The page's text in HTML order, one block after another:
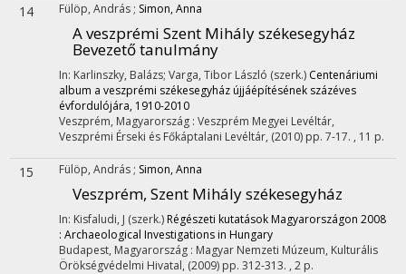
14 Fülöp, András ; Simon, Anna
A veszprémi Szent Mihály székesegyház
Bevezető tanulmány
In: Karlinszky, Balázs; Varga, Tibor László (szerk.) Centenáriumi
album a veszprémi székesegyház újjáépítésének százéves
évfordulójára, 1910-2010
Veszprém, Magyarország : Veszprém Megyei Levéltár,
Veszprémi Érseki és Főkáptalani Levéltár, (2010) pp. 7-17. , 11 p.
15 Fülöp, András ; Simon, Anna
Veszprém, Szent Mihály székesegyház
In: Kisfaludi, J (szerk.) Régészeti kutatások Magyarországon 2008
: Archaeological Investigations in Hungary
Budapest, Magyarország : Magyar Nemzeti Múzeum, Kulturális
Örökségvédelmi Hivatal, (2009) pp. 312-313. , 2 p.